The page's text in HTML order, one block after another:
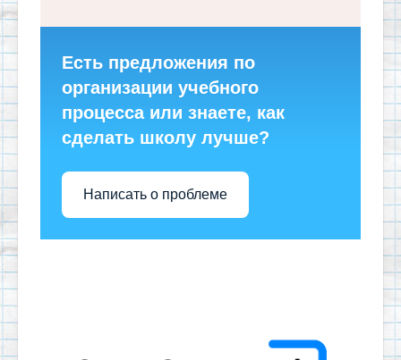
Есть предложения по
организации учебного
процесса или знаете, как
сделать школу лучше?
Написать о проблеме